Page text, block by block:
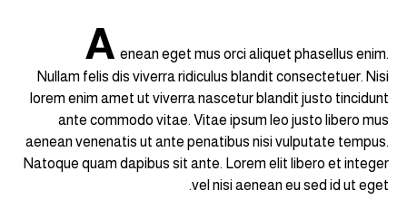
A enean eget mus orci aliquet phasellus enim.
Nullam felis dis viverra ridiculus blandit consectetuer. Nisi
lorem enim amet ut viverra nascetur blandit justo tincidunt
ante commodo vitae. Vitae ipsum leo justo libero mus
aenean venenatis ut ante penatibus nisi vulputate tempus.
Natoque quam dapibus sit ante. Lorem elit libero et integer
vel nisi aenean eu sed id ut eget.